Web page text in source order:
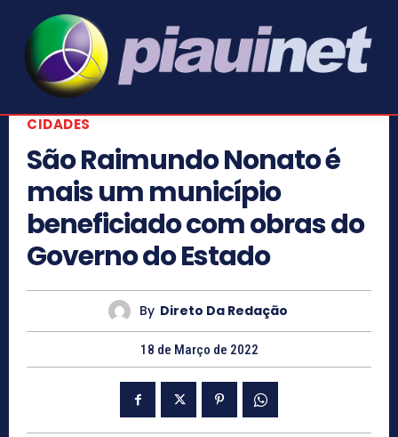
CIDADES
São Raimundo Nonato é
mais um município
beneficiado com obras do
Governo do Estado
By Direto Da Redação
18 de Março de 2022